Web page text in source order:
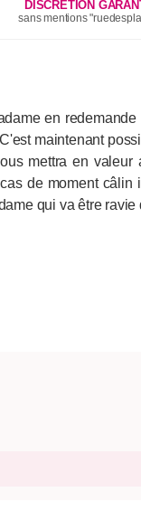
DISCRÉTION
sans mentions
en
maintenant
mettra en
de moment
qui va être